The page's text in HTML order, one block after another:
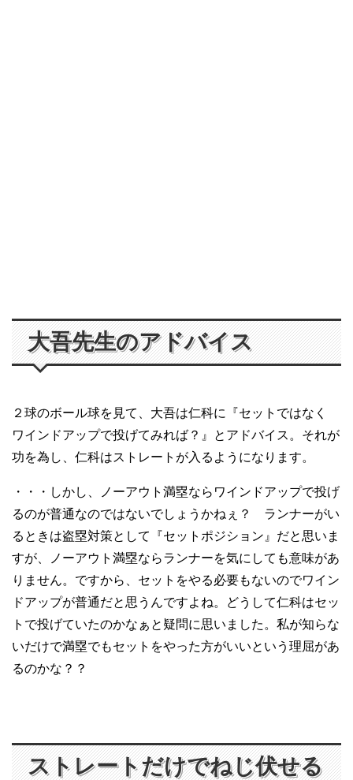
大吾先生のアドバイス
２球のボール球を見て、大吾は仁科に『セットではなく
ワインドアップで投げてみれば？』とアドバイス。それが
功を為し、仁科はストレートが入るようになります。
・・・しかし、ノーアウト満塁ならワインドアップで投げ
るのが普通なのではないでしょうかねぇ？ ランナーがい
るときは盗塁対策として『セットポジション』だと思いま
すが、ノーアウト満塁ならランナーを気にしても意味があ
りません。ですから、セットをやる必要もないのでワイン
ドアップが普通だと思うんですよね。どうして仁科はセッ
トで投げていたのかなぁと疑問に思いました。私が知らな
いだけで満塁でもセットをやった方がいいという理屈があ
るのかな？？
ストレートだけでねじ伏せる